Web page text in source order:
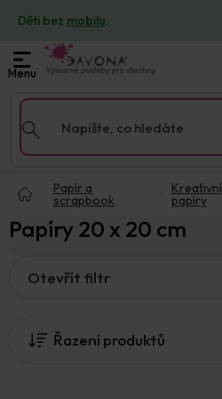
obsah
Děti bez mobilu.
Papír a
scrapbook
Kreativní
papíry
Papíry 20 x 20 cm
Řazení produktů
Otevřít filtr